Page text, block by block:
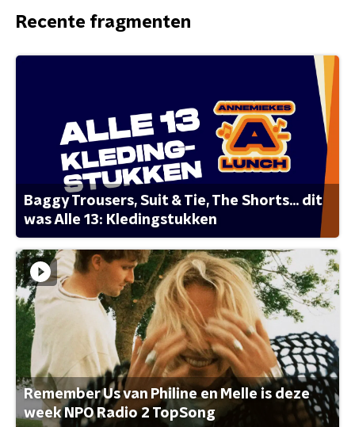
Recente fragmenten
Baggy Trousers, Suit & Tie, The Shorts... dit
was Alle 13: Kledingstukken
Remember Us van Philine en Melle is deze
week NPO Radio 2 TopSong